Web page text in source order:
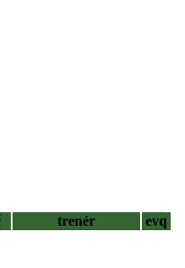
trenér
evq